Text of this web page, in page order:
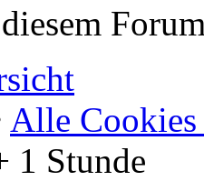
Alle Cookies
1 Stunde